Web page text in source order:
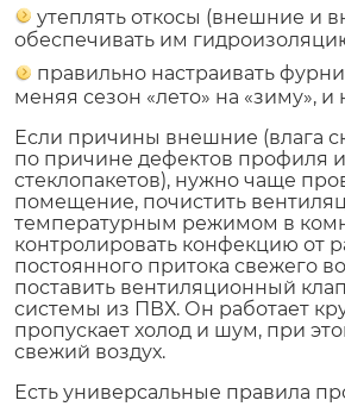
утеплять откосы (внешние и
обеспечивать им
правильно настраивать
меняя сезон «лето» на «зиму», и
Если причины внешние (влага
по причине дефектов профиля
стеклопакетов), нужно чаще
помещение, почистить
температурным режимом в
контролировать конфекцию от
постоянного притока свежего
поставить вентиляционный
системы из ПВХ. Он работает
пропускает холод и шум, при
свежий воздух.
Есть универсальные правила